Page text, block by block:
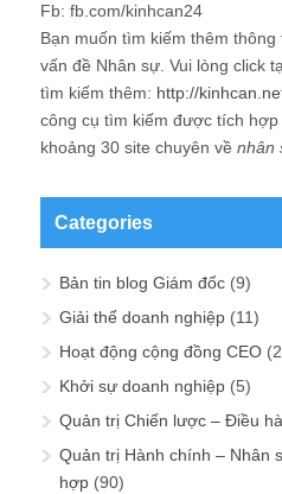
Fb: fb.com/kinhcan24
Bạn muốn tìm kiếm thêm thông
vấn đề Nhân sự . Vui lòng click
tìm kiếm thêm: http://
công cụ tìm kiếm được tích hợp
khoảng 30 site chuyên về nhân
Categories
Bản tin blog Giám đốc (9)
Giải thể doanh nghiệp (11)
Hoạt động cộng đồng CEO
Khởi sự doanh nghiệp (5)
Quản trị Chiến lược – Điều
Quản trị Hành chính – Nhân
hợp (90)